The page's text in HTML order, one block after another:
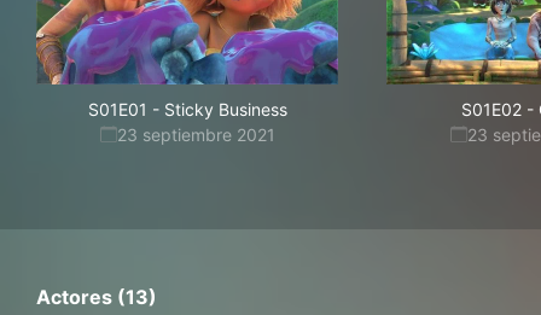
S01E01 - Sticky Business
23 septiembre 2021
S01E02 -
23
Actores (13)